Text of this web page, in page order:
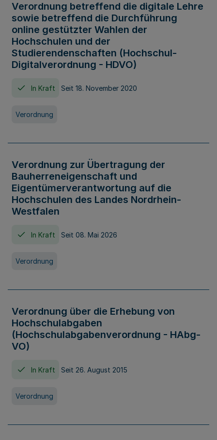
Verordnung betreffend die digitale Lehre
sowie betreffend die Durchführung
online gestützter Wahlen der
Hochschulen und der
Studierendenschaften (Hochschul-
Digitalverordnung - HDVO)
In Kraft Seit 18. November 2020
Verordnung
Verordnung zur Übertragung der
Bauherreneigenschaft und
Eigentümerverantwortung auf die
Hochschulen des Landes Nordrhein-
Westfalen
In Kraft Seit 08. Mai 2026
Verordnung
Verordnung über die Erhebung von
Hochschulabgaben
(Hochschulabgabenverordnung - HAbg-
VO)
In Kraft Seit 26. August 2015
Verordnung